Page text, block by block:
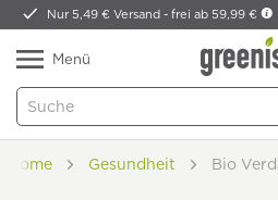
Nur 5,49 € Versand -frei ab 59,99 €
Menü
Home Gesundheit Bio